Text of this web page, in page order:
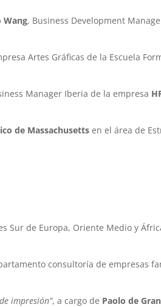
Wang, Business Development
Artes Gráficas de la Escuela
Manager Iberia de la empresa
de Massachusetts en el área de
Sur de Europa, Oriente Medio y
consultoría de empresas
impresión”, a cargo de Paolo de